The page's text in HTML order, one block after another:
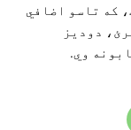
که تاسو اضافي
دودیز
وي.